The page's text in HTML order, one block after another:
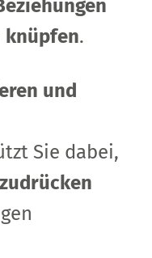
knüpfen.
und
Sie dabei,